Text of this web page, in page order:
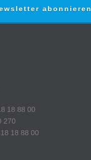
abonnieren
18 88 00
270
18 88 00